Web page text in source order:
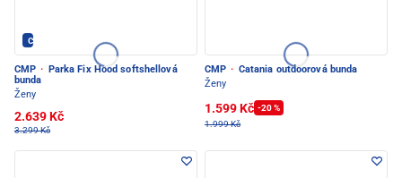
CMP - PEC POD SNĚŽKOU
CMP ·
Parka Fix Hood softshellová
bunda
Ženy
2.639 Kč
3.299 Kč
CMP · Catania outdoorová bunda
Ženy
1.599 Kč -20 %
1.999 Kč